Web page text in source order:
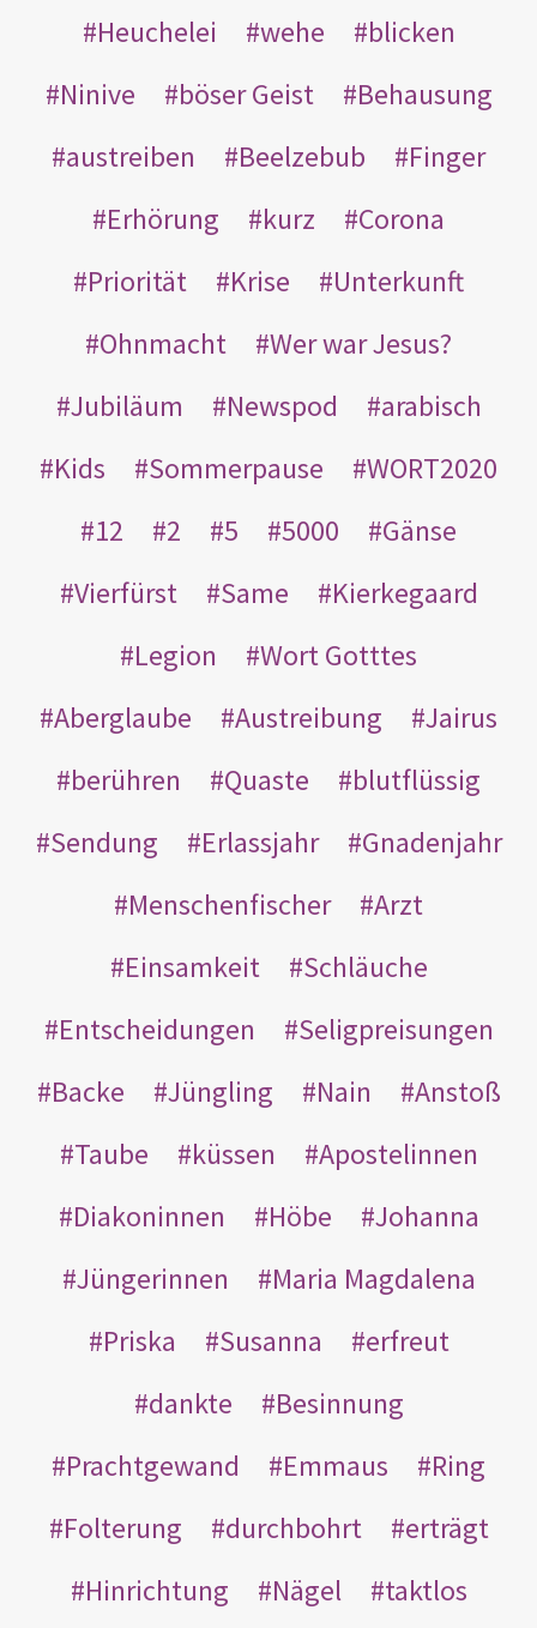
Heuchelei
wehe
blicken
Ninive
böser Geist
Behausung
austreiben
Beelzebub
Finger
Erhörung
kurz
Corona
Priorität
Krise
Unterkunft
Ohnmacht
Wer war Jesus?
Jubiläum
Newspod
arabisch
Kids
Sommerpause
WORT2020
12
2 5 5000
Gänse
Vierfürst
Same
Kierkegaard
Legion
Wort Gotttes
Aberglaube
Austreibung
Jairus
berühren
Quaste
blutflüssig
Sendung
Erlassjahr
Gnadenjahr
Menschenfischer
Arzt
Einsamkeit
Schläuche
Entscheidungen
Seligpreisungen
Backe
Jüngling Nain
Anstoß
Taube
küssen
Apostelinnen
Diakoninnen
Höbe
Johanna
Jüngerinnen
Maria Magdalena
Priska
Susanna
erfreut
dankte
Besinnung
Prachtgewand
Emmaus
Ring
Folterung
durchbohrt
erträgt
Hinrichtung
Nägel
taktlos